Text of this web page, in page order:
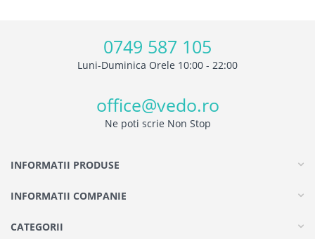
0749 587 105
Luni-Duminica Orele 10:00 - 22:00
office@vedo.ro
Ne poti scrie Non Stop
INFORMATII PRODUSE
INFORMATII COMPANIE
CATEGORII